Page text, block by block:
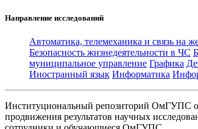
Направление исследований
Автоматика, телемеханика и связь на
Безопасность жизнедеятельности в ЧС
муниципальное управление Графика
Иностранный язык Информатика
Институциональный репозиторий ОмГУПС
продвижения результатов научных